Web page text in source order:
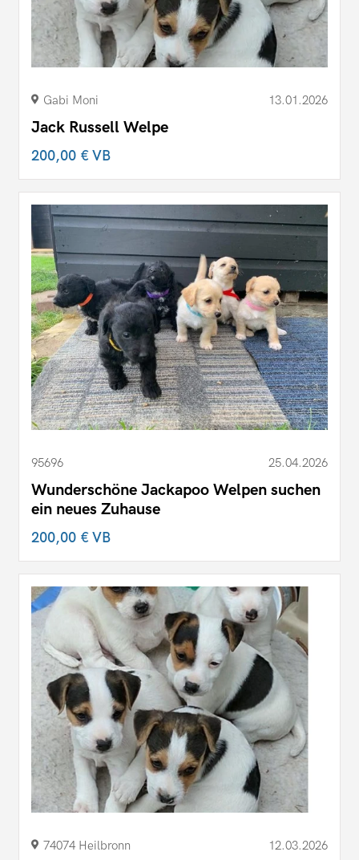
Gabi Moni 13.01.2026
Jack Russell Welpe
200,00 €VB
95696 25.04.2026
Wunderschöne Jackapoo Welpen suchen
ein neues Zuhause
200,00 €VB
74074 Heilbronn 12.03.2026